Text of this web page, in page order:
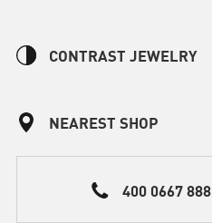
CONTRAST JEWELRY
NEAREST SHOP
400 0667 888